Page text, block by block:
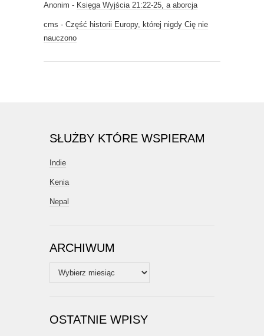
Anonim - Księga Wyjścia 21:22-25, a aborcja
cms - Część historii Europy, której nigdy Cię nie
nauczono
SŁUŻBY KTÓRE WSPIERAM
Indie
Kenia
Nepal
ARCHIWUM
Archiwum
OSTATNIE WPISY